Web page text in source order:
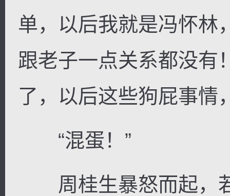
单，以后我就是冯怀林
跟老子一点关系都没有
了，以后这些狗屁事情
“混蛋！”
周桂生暴怒而起，